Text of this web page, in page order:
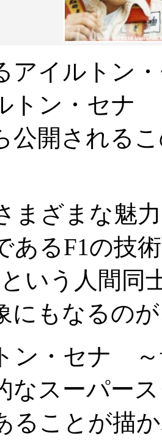
アイルトン
トン・セナ
公開される
まざまな魅
あるF1の技
いう人間同
にもなるの
ン・セナ
なスーパー
ることが描